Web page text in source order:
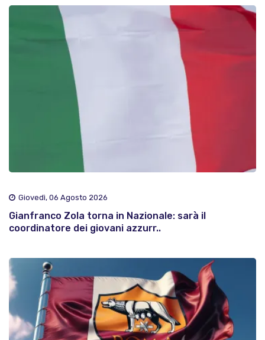
Giovedì, 06 Agosto 2026
Gianfranco Zola torna in Nazionale: sarà il
coordinatore dei giovani azzurr..